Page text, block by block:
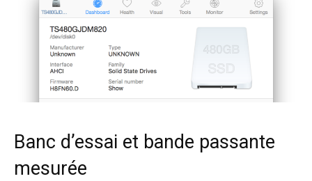
Banc d’essai et bande passante
mesurée